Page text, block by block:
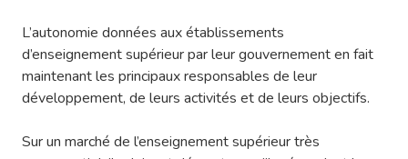
L’autonomie données aux établissements
d’enseignement supérieur par leur gouvernement en fait
maintenant les principaux responsables de leur
développement, de leurs activités et de leurs objectifs.
Sur un marché de l’enseignement supérieur très